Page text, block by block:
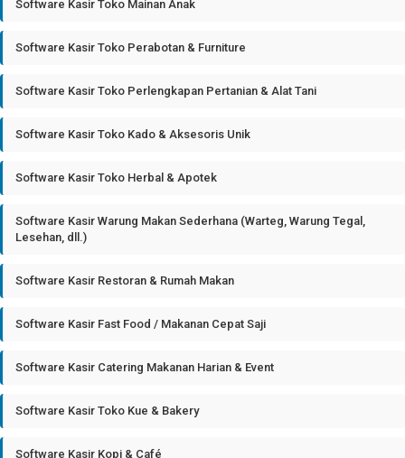
Software Kasir Toko Mainan Anak
Software Kasir Toko Perabotan & Furniture
Software Kasir Toko Perlengkapan Pertanian & Alat Tani
Software Kasir Toko Kado & Aksesoris Unik
Software Kasir Toko Herbal & Apotek
Software Kasir Warung Makan Sederhana (Warteg, Warung Tegal,
Lesehan, dll.)
Software Kasir Restoran & Rumah Makan
Software Kasir Fast Food / Makanan Cepat Saji
Software Kasir Catering Makanan Harian & Event
Software Kasir Toko Kue & Bakery
Software Kasir Kopi & Café